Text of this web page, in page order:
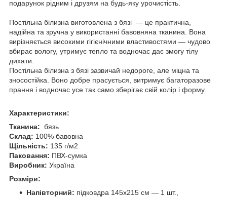
подарунок рідним і друзям на будь-яку урочистість.
Постільна білизна виготовлена з бязі — це практична,
надійна та зручна у використанні бавовняна тканина. Вона
вирізняється високими гігієнічними властивостями — чудово
вбирає вологу, утримує тепло та водночас дає змогу тілу
дихати.
Постільна білизна з бязі зазвичай недороге, але міцна та
зносостійка. Воно добре прасується, витримує багаторазове
прання і водночас усе так само зберігає свій колір і форму.
Характеристики:
Тканина: бязь
Склад: 100% бавовна
Щільність: 135 г/м2
Паковання: ПВХ-сумка
Виробник: Україна
Розміри:
Напівторний: підковдра 145х215 см — 1 шт.,